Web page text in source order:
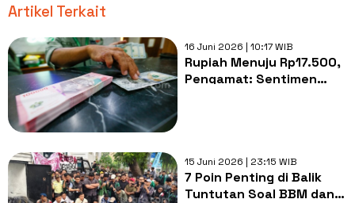
Artikel Terkait
16 Juni 2026 | 10:17 WIB
Rupiah Menuju Rp17.500,
Pengamat: Sentimen
15 Juni 2026 | 23:15 WIB
7 Poin Penting di Balik
Tuntutan Soal BBM dan